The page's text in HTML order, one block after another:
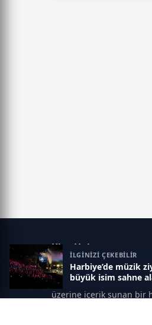
İLGİNİZİ ÇEKEBİLİR
Harbiye’de müzik
büyük isim sahne
Klas Haber
Klas Haber; magazin
son dakika gelişmeleri
üzerine içerik sunan bir